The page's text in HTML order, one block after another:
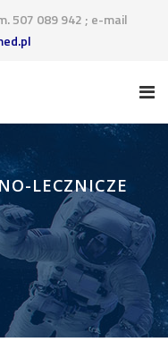
507 089 942 ; e-mail
LECZNICZE